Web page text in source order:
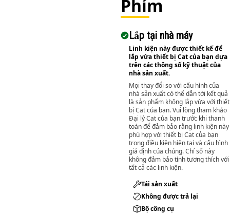
Phím
Lắp tại nhà máy
Linh kiện này được thiết kế để
lắp vừa thiết bị Cat của bạn dựa
trên các thông số kỹ thuật của
nhà sản xuất.
Mọi thay đổi so với cấu hình của
nhà sản xuất có thể dẫn tới kết quả
là sản phẩm không lắp vừa với thiết
bị Cat của bạn. Vui lòng tham khảo
Đại lý Cat của bạn trước khi thanh
toán để đảm bảo rằng linh kiện này
phù hợp với thiết bị Cat của bạn
trong điều kiện hiện tại và cấu hình
giả định của chúng. Chỉ số này
không đảm bảo tính tương thích với
tất cả các linh kiện.
Tái sản xuất
Không được trả lại
Bộ công cụ